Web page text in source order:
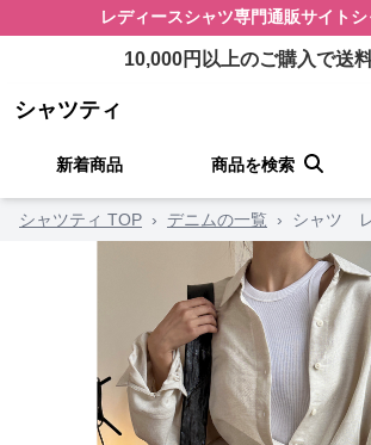
レディースシャツ専門通販サイト シ
10,000円以上のご購入で送
シャツティ
新着商品 商品を検索
シャツティ TOP › デニムの一覧 › シャツ